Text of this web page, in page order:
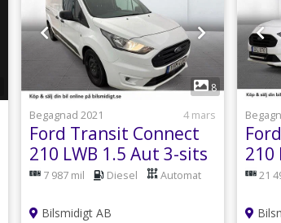
1
8
Begagnad 2021
4 mars
Ford Transit Connect
210 LWB 1.5 Aut 3-sits
Drag Inredd Värmare
7 987 mil Diesel Automat
Bilsmidigt AB
210
3-21